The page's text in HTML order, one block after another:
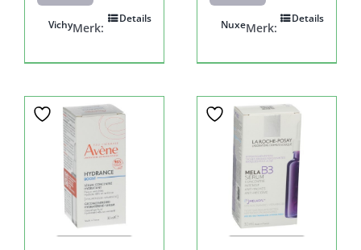
Details
Merk:
Vichy
Details
Merk:
Nuxe